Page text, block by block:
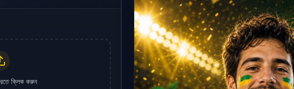
ক্লিক করুন